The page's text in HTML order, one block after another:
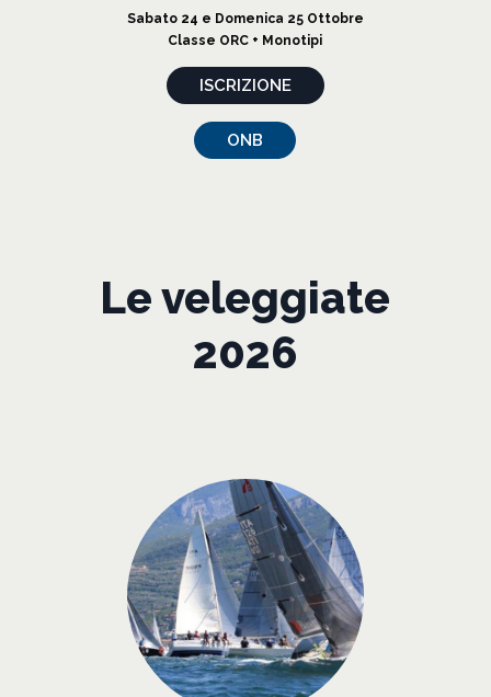
Sabato 24 e Domenica 25 Ottobre
Classe ORC + Monotipi
ISCRIZIONE
ONB
Le veleggiate
2026